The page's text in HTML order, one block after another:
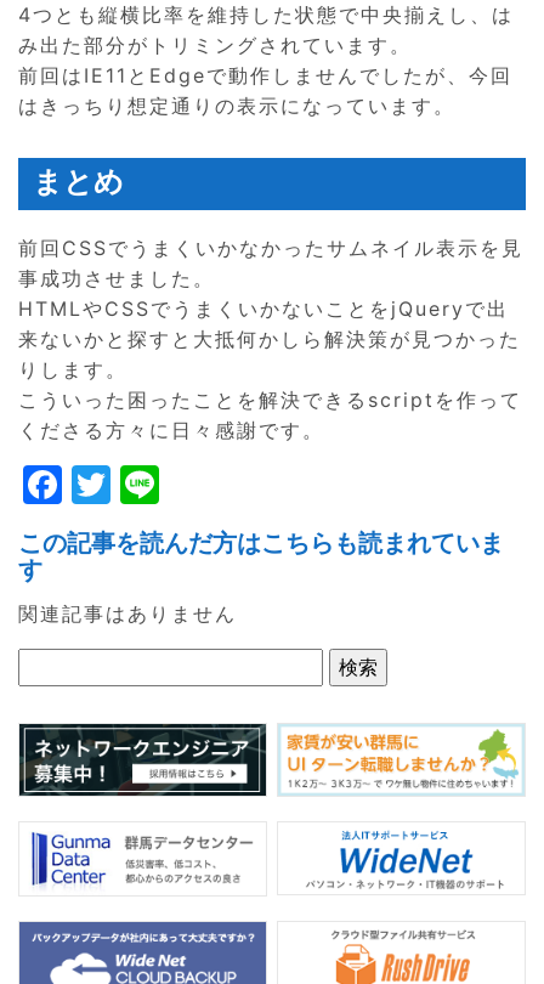
4つとも縦横比率を維持した状態で中央揃えし、は
み出た部分がトリミングされています。
前回はIE11とEdgeで動作しませんでしたが、今回
はきっちり想定通りの表示になっています。
まとめ
前回CSSでうまくいかなかったサムネイル表示を見
事成功させました。
HTMLやCSSでうまくいかないことをjQueryで出
来ないかと探すと大抵何かしら解決策が見つかった
りします。
こういった困ったことを解決できるscriptを作って
くださる方々に日々感謝です。
F
a
c
e
b
o
o
k
T
w
itt
er
n
e
この記事を読んだ方はこちらも読まれていま
す
関連記事はありません